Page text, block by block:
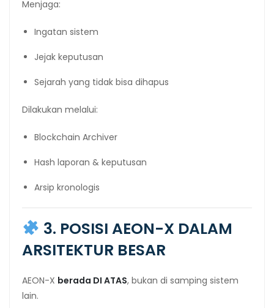
Menjaga:
Ingatan sistem
Jejak keputusan
Sejarah yang tidak bisa dihapus
Dilakukan melalui:
Blockchain Archiver
Hash laporan & keputusan
Arsip kronologis
3. POSISI AEON-X DALAM
ARSITEKTUR BESAR
AEON-X berada DI ATAS, bukan di samping sistem
lain.